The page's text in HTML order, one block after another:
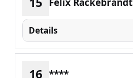
Felix Rackebrandt
Details
16 ****